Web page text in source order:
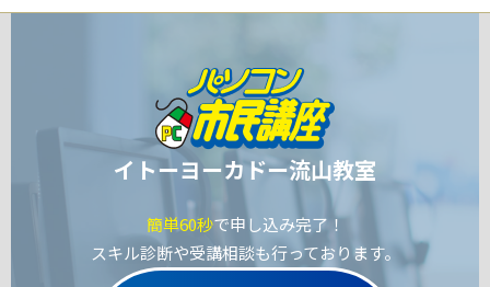
イトーヨーカドー流山教室
簡単60秒で申し込み完了！
スキル診断や受講相談も行っております。